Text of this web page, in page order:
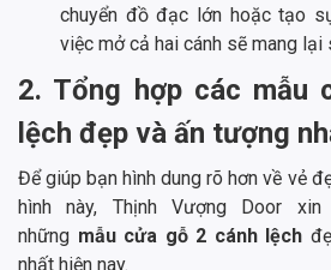
chuyển đồ đạc lớn hoặc tạo
việc mở cả hai cánh sẽ mang
2. Tổng hợp các mẫu
lệch đẹp và ấn tượng
Để giúp bạn hình dung rõ hơn về vẻ
hình này, Thịnh Vượng Door
những mẫu cửa gỗ 2 cánh lệch
nhất hiện nay.